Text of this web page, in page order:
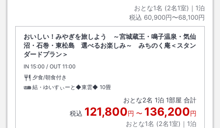
おとな1名 (2名1室)｜ 1泊
税込 60,900円〜68,100円
おいしい！みやぎを旅しよう ～宮城蔵王・鳴子温泉・気仙
沼・石巻・東松島 選べるお楽しみ～ みちのく庵＜スタン
ダードプラン＞
IN チェックイン
15:00 / OUT チェックアウト
11:00
夕食/朝食付き
結・ゆいすぃーと◆東雲◆ 10畳
おとな2名 1泊 1部屋 合計
税込 121,800円 〜 136,200円
おとな1名 (2名1室)｜ 1泊